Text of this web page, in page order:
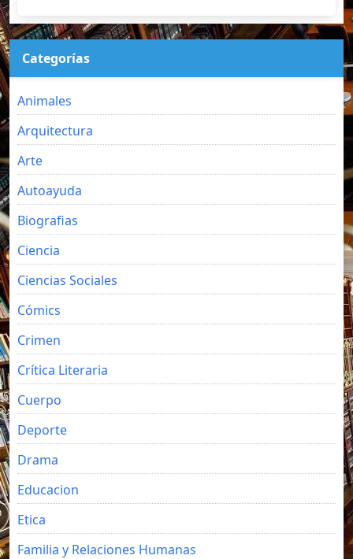
Categorías
Animales
Arquitectura
Arte
Autoayuda
Biografias
Ciencia
Ciencias Sociales
Cómics
Crimen
Crítica Literaria
Cuerpo
Deporte
Drama
Educacion
Etica
Familia y Relaciones Humanas